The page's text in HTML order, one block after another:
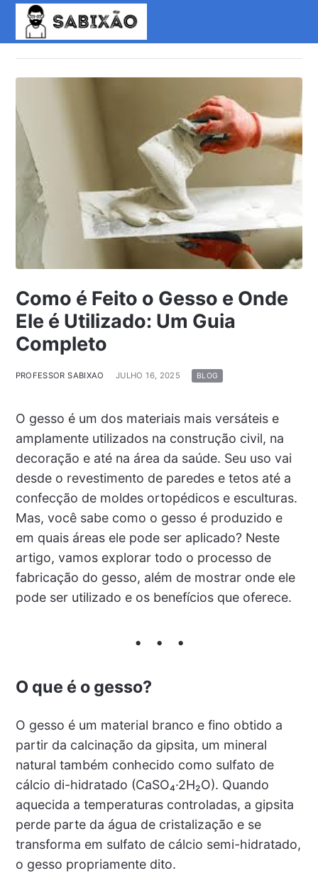
Como é Feito o Gesso e Onde
Ele é Utilizado: Um Guia
Completo
PROFESSOR SABIXAO JULHO 16, 2025 BLOG
O gesso é um dos materiais mais versáteis e
amplamente utilizados na construção civil, na
decoração e até na área da saúde. Seu uso vai
desde o revestimento de paredes e tetos até a
confecção de moldes ortopédicos e esculturas.
Mas, você sabe como o gesso é produzido e
em quais áreas ele pode ser aplicado? Neste
artigo, vamos explorar todo o processo de
fabricação do gesso, além de mostrar onde ele
pode ser utilizado e os benefícios que oferece.
O que é o gesso?
O gesso é um material branco e fino obtido a
partir da calcinação da gipsita, um mineral
natural também conhecido como sulfato de
cálcio di-hidratado (CaSO₄·2H₂O). Quando
aquecida a temperaturas controladas, a gipsita
perde parte da água de cristalização e se
transforma em sulfato de cálcio semi-hidratado,
o gesso propriamente dito.